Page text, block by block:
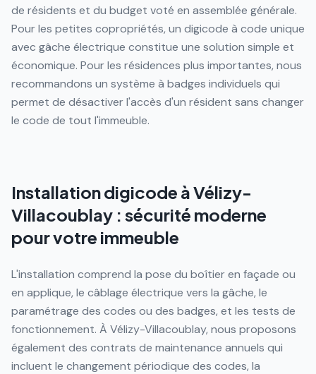
de résidents et du budget voté en assemblée générale.
Pour les petites copropriétés, un digicode à code unique
avec gâche électrique constitue une solution simple et
économique. Pour les résidences plus importantes, nous
recommandons un système à badges individuels qui
permet de désactiver l'accès d'un résident sans changer
le code de tout l'immeuble.
Installation digicode à Vélizy-
Villacoublay : sécurité moderne
pour votre immeuble
L'installation comprend la pose du boîtier en façade ou
en applique, le câblage électrique vers la gâche, le
paramétrage des codes ou des badges, et les tests de
fonctionnement. À Vélizy-Villacoublay, nous proposons
également des contrats de maintenance annuels qui
incluent le changement périodique des codes, la